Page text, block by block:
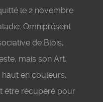
le 2 novembre
Omniprésent
de Blois,
mais son Art,
en couleurs,
être récupéré pour